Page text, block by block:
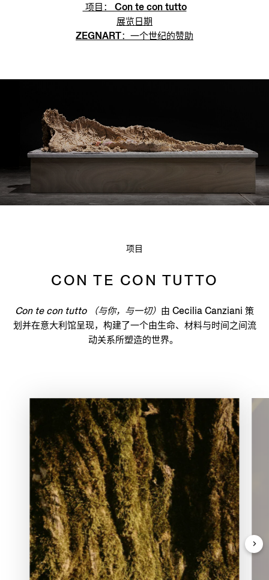
项目： Con te con tutto
展览日期
ZEGNART：一个世纪的赞助
项目
CON TE CON TUTTO
Con te con tutto （与你，与一切） 由 Cecilia Canziani 策
划并在意大利馆呈现，构建了一个由生命、材料与时间之间流
动关系所塑造的世界。